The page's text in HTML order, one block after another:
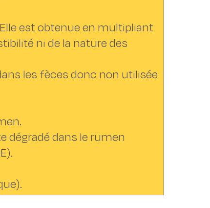
est obtenue en multipliant
ni de la nature des
les fèces donc non utilisée
dégradé dans le rumen